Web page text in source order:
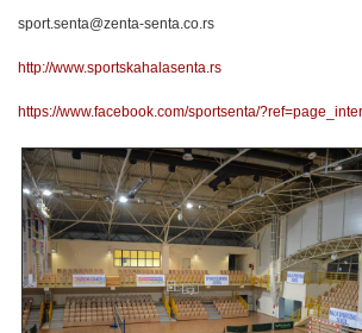
sport.senta@zenta-senta.co.rs
http://www.sportskahalasenta.rs
https://www.facebook.com/sportsenta/